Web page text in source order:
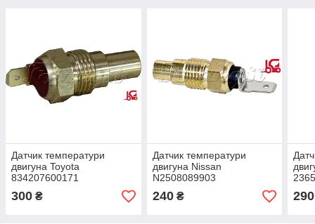
Датчик температури
двигуна Toyota
834207600171
834202002071
300 ₴
Датчик температури
двигуна Nissan
N2508089903
2G5055MF00 9042502010
240₴ 290